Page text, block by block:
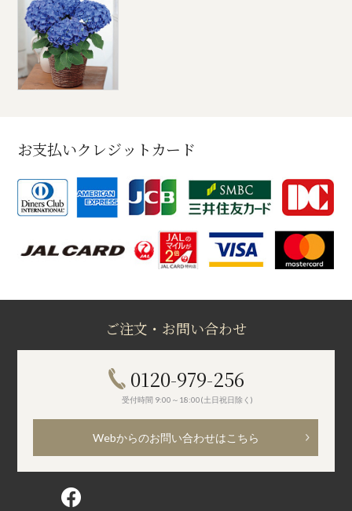
お支払いクレジットカード
ご注文・お問い合わせ
0120-979-256
受付時間 9:00～18:00(土日祝日除く)
Webからのお問い合わせはこちら